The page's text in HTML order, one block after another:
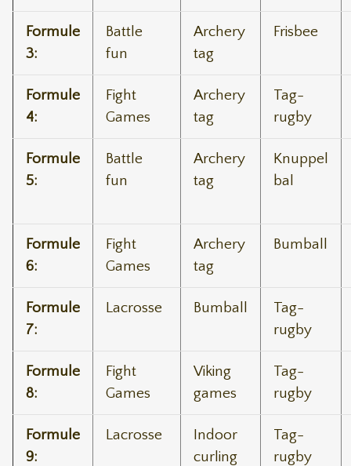
Formule
3:
Battle
fun
Archery
tag
Frisbee
Formule
4:
Fight
Games
Archery
tag
Tag-
rugby
Formule
5:
Battle
fun
Archery
tag
Knuppel
bal
Formule
6:
Fight
Games
Archery
tag
Bumball
Formule
7:
Lacrosse Bumball
Tag-
rugby
Formule
8:
Fight
Games
Viking
games
Tag-
rugby
Formule
9:
Lacrosse
Indoor
curling
Tag-
rugby